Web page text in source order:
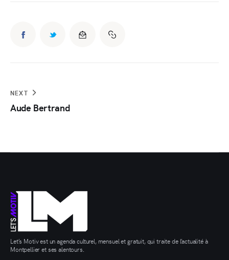
NEXT
Aude Bertrand
Let’s Motiv est un agenda culturel, mensuel et gratuit, qui traite de l’actualité à
Montpellier et ses alentours.